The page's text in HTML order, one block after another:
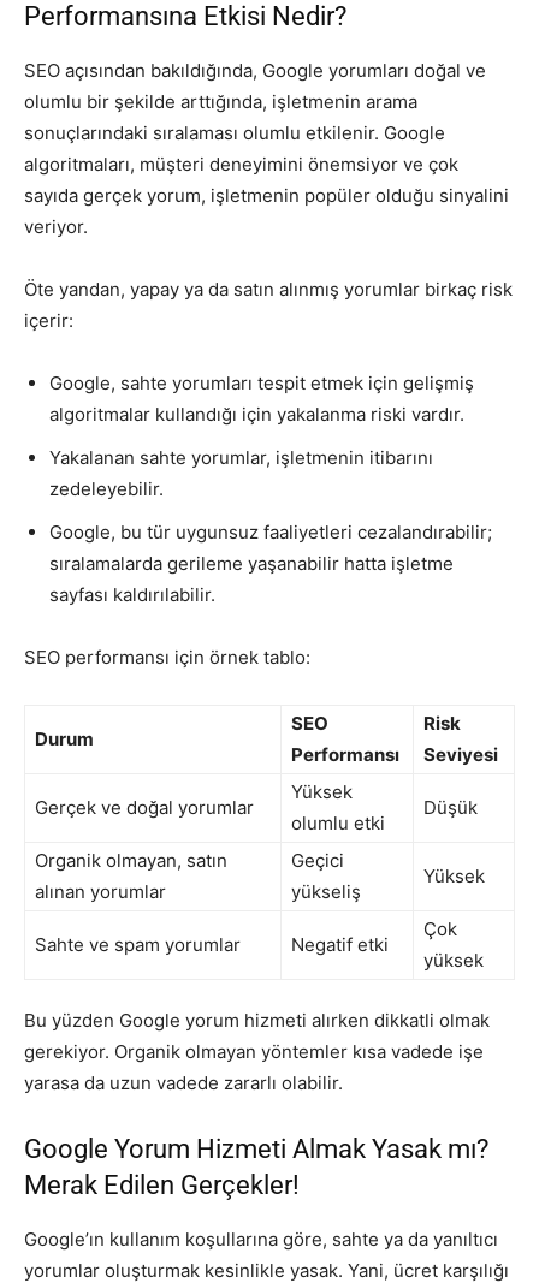
Performansına Etkisi Nedir?
SEO açısından bakıldığında, Google yorumları doğal ve
olumlu bir şekilde arttığında, işletmenin arama
sonuçlarındaki sıralaması olumlu etkilenir. Google
algoritmaları, müşteri deneyimini önemsiyor ve çok
sayıda gerçek yorum, işletmenin popüler olduğu sinyalini
veriyor.
Öte yandan, yapay ya da satın alınmış yorumlar birkaç risk
içerir:
Google, sahte yorumları tespit etmek için gelişmiş
algoritmalar kullandığı için yakalanma riski vardır.
Yakalanan sahte yorumlar, işletmenin itibarını
zedeleyebilir.
Google, bu tür uygunsuz faaliyetleri cezalandırabilir;
sıralamalarda gerileme yaşanabilir hatta işletme
sayfası kaldırılabilir.
SEO performansı için örnek tablo:
Durum
SEO
Performansı
Risk
Seviyesi
Gerçek ve doğal yorumlar
Yüksek
olumlu etki
Düşük
Organik olmayan, satın
alınan yorumlar
Geçici
yükseliş
Yüksek
Sahte ve spam yorumlar Negatif etki
Çok
yüksek
Bu yüzden Google yorum hizmeti alırken dikkatli olmak
gerekiyor. Organik olmayan yöntemler kısa vadede işe
yarasa da uzun vadede zararlı olabilir.
Google Yorum Hizmeti Almak Yasak mı?
Merak Edilen Gerçekler!
Google’ın kullanım koşullarına göre, sahte ya da yanıltıcı
yorumlar oluşturmak kesinlikle yasak. Yani, ücret karşılığı